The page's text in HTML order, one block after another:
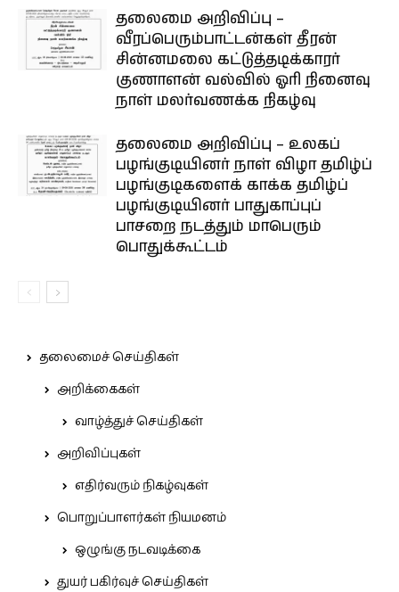
தலைமை அறிவிப்பு –
வீரப்பெரும்பாட்டன்கள் தீரன்
சின்னமலை கட்டுத்தடிக்காரர்
குணாளன் வல்வில் ஓரி நினைவு
நாள் மலர்வணக்க நிகழ்வு
தலைமை அறிவிப்பு – உலகப்
பழங்குடியினர் நாள் விழா தமிழ்ப்
பழங்குடிகளைக் காக்க தமிழ்ப்
பழங்குடியினர் பாதுகாப்புப்
பாசறை நடத்தும் மாபெரும்
பொதுக்கூட்டம்
தலைமைச் செய்திகள்
அறிக்கைகள்
வாழ்த்துச் செய்திகள்
அறிவிப்புகள்
எதிர்வரும் நிகழ்வுகள்
பொறுப்பாளர்கள் நியமனம்
ஒழுங்கு நடவடிக்கை
துயர் பகிர்வுச் செய்திகள்